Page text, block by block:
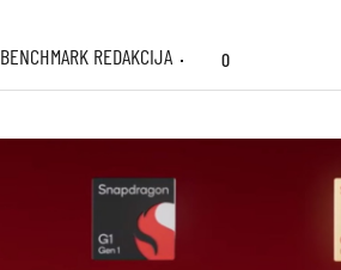
BENCHMARK REDAKCIJA 0